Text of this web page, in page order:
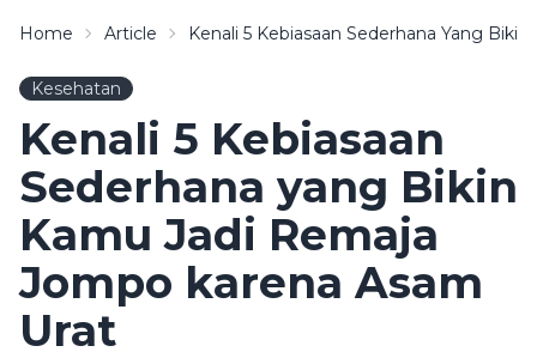
Home Article Kenali 5 Kebiasaan Sederhana Yang
Kesehatan
Kenali 5 Kebiasaan
Sederhana yang Bikin
Kamu Jadi Remaja
Jompo karena Asam
Urat